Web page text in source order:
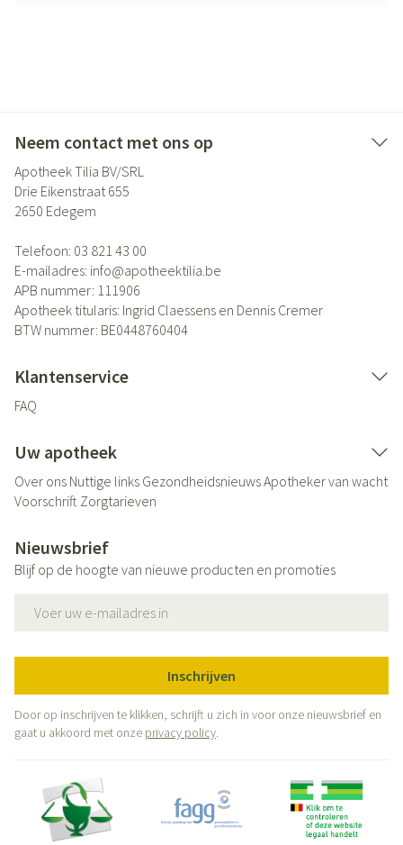
Neem contact met ons op
Apotheek Tilia BV/SRL
Drie Eikenstraat 655
2650 Edegem
Telefoon: 03 821 43 00
E-mailadres: info@apotheektilia.be
APB nummer: 111906
Apotheek titularis: Ingrid Claessens en Dennis Cremer
BTW nummer: BE0448760404
Klantenservice
FAQ
Uw apotheek
Over ons Nuttige links GezondheidsnieuwsApotheker van wacht
Voorschrift Zorgtarieven
Nieuwsbrief
Blijf op de hoogte van nieuwe producten en promoties
Inschrijven
Door op inschrijven te klikken, schrijft u zich in voor onze nieuwsbrief en
gaat u akkoord met onze privacy policy.